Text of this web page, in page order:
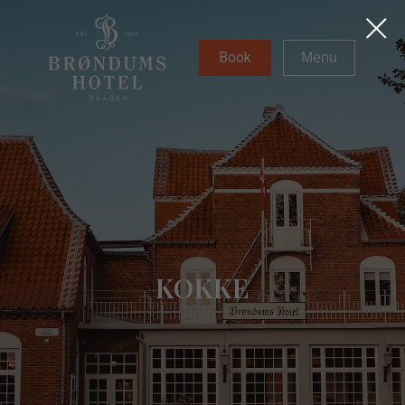
Menu
Book
KOKKE